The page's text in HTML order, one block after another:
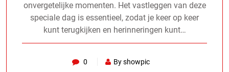
onvergetelijke momenten. Het vastleggen van deze
speciale dag is essentieel, zodat je keer op keer
kunt terugkijken en herinneringen kunt…
0 By showpic